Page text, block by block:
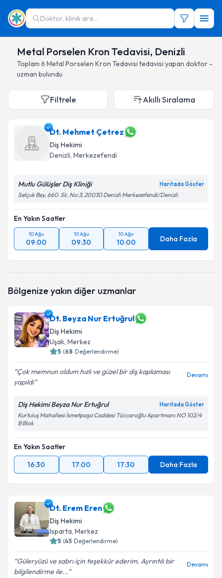
Doktor, klinik ara...
Metal Porselen Kron Tedavisi, Denizli
Toplam 6 Metal Porselen Kron Tedavisi tedavisi yapan doktor -
uzman bulundu
Filtrele Akıllı Sıralama
Dt. Mehmet Çetrez
Diş Hekimi
Denizli, Merkezefendi
Mutlu Gülüşler Diş Kliniği Haritada Göster
Selçuk Bey, 660. Sk. No:3, 20030 Denizli Merkezefendi/Denizli
En Yakın Saatler
10 Ağu
09:00
10 Ağu
09:30
10 Ağu
10:00 Daha Fazla
Bölgenize yakın diğer uzmanlar
Dt. Beyza Nur Ertuğrul
Diş Hekimi
Uşak, Merkez
5 (68 Değerlendirme)
Çok memnun oldum hızlı ve güzel bir diş kaplaması
yapıldı
Devamı
Diş Hekimi Beyza Nur Ertuğrul Haritada Göster
Kurtuluş Mahallesi İsmetpaşa Caddesi Tüccaroğlu Apartmanı NO 102/4
B Blok
En Yakın Saatler
16:30
17:00 17:30 Daha Fazla
Dt. Erem Eren
Diş Hekimi
Isparta, Merkez
5 (45 Değerlendirme)
Güleryüzü ve sabrı için teşekkür ederim. Ayrıntılı bir
bilgilendirme ile...
Devamı